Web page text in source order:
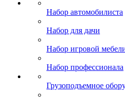
Набор автомобилиста
Набор для дачи
Набор игровой
Набор профессионала
Грузоподъемное